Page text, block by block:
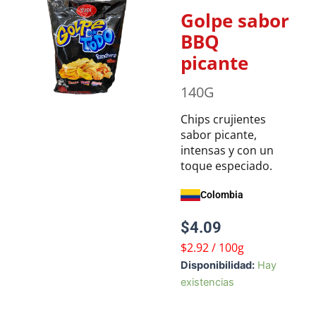
Golpe sabor
BBQ
picante
140G
Chips crujientes
sabor picante,
intensas y con un
toque especiado.
Colombia
$4.09
$2.92 / 100g
Disponibilidad: Hay
existencias
Golpe
sabor